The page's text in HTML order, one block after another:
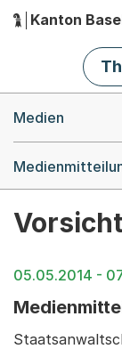
Hauptnavigation
Kanton
Medien
05.05.2014 -